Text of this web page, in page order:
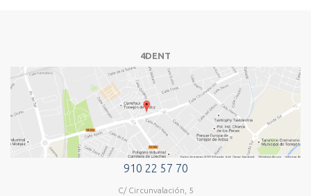
4DENT
910 22 57 70
C/ Circunvalación, 5